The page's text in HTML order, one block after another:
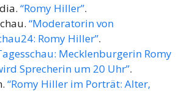
“Romy Hiller”.
“Moderatorin von
Romy Hiller”.
Mecklenburgerin Romy
Sprecherin um 20 Uhr”.
“Romy Hiller im Porträt: Alter,